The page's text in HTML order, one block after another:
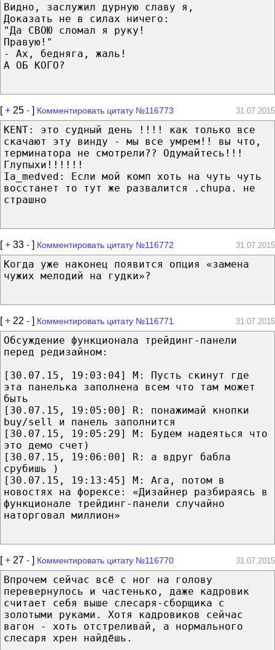
Видно, заслужил дурную славу я,
Доказать не в силах ничего:
"Да СВОЮ сломал я руку!
Правую!"
- Ах, бедняга, жаль!
А ОБ КОГО?
[+ 25 - ] Комментировать цитату №116773 31.07.2015
KENT: это судный день !!!! как только все
скачают эту винду - мы все умрем!! вы что,
терминатора не смотрели?? Одумайтесь!!!
Глупыхи!!!!!!
Ia_medved: Если мой комп хоть на чуть чуть
восстанет то тут же развалится .chupa. не
страшно
[+ 33 - ] Комментировать цитату №116772 31.07.2015
Когда уже наконец появится опция «замена
чужих мелодий на гудки»?
[+ 22 - ] Комментировать цитату №116771 31.07.2015
Обсуждение функционала трейдинг-панели
перед редизайном:
[30.07.15, 19:03:04] М: Пусть скинут где
эта панелька заполнена всем что там может
быть
[30.07.15, 19:05:00] R: понажимай кнопки
buy/sell и панель заполнится
[30.07.15, 19:05:29] М: Будем надеяться что
это демо счет)
[30.07.15, 19:06:00] R: а вдруг бабла
срубишь )
[30.07.15, 19:13:45] М: Ага, потом в
новостях на форексе: «Дизайнер разбираясь в
функционале трейдинг-панели случайно
наторговал миллион»
[+ 27 - ] Комментировать цитату №116770 31.07.2015
Впрочем сейчас всё с ног на голову
перевернулось и частенько, даже кадровик
считает себя выше слесаря-сборщика с
золотыми руками. Хотя кадровиков сейчас
вагон - хоть отстреливай, а нормального
слесаря хрен найдёшь.